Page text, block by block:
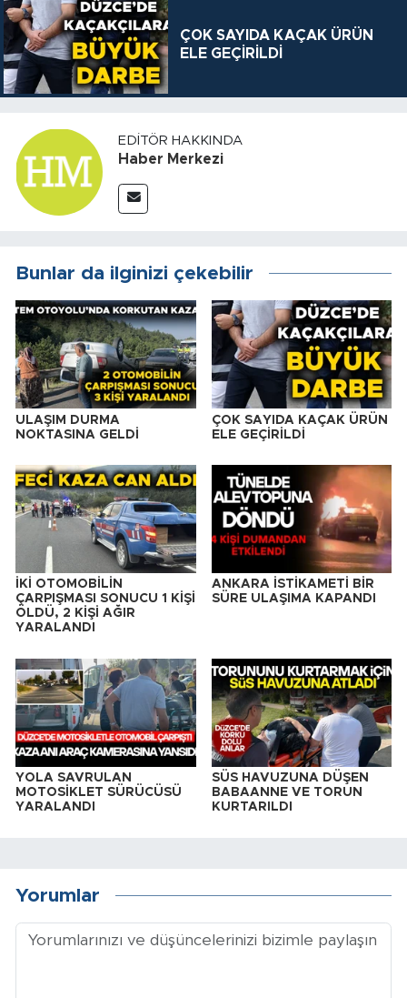
ÇOK SAYIDA KAÇAK ÜRÜN
ELE GEÇİRİLDİ
EDITÖR HAKKINDA
Haber Merkezi
Bunlar da ilginizi çekebilir
ULAŞIM DURMA
NOKTASINA GELDİ
ÇOK SAYIDA KAÇAK ÜRÜN
ELE GEÇİRİLDİ
İKİ OTOMOBİLİN
ÇARPIŞMASI SONUCU 1 KİŞİ
ÖLDÜ, 2 KİŞİ AĞIR
YARALANDI
ANKARA İSTİKAMETİ BİR
SÜRE ULAŞIMA KAPANDI
YOLA SAVRULAN
MOTOSİKLET SÜRÜCÜSÜ
YARALANDI
SÜS HAVUZUNA DÜŞEN
BABAANNE VE TORUN
KURTARILDI
Yorumlar